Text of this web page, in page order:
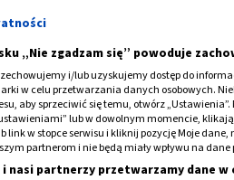
Kim jest pulmonolog
Czym się zajmuje lekarz
Jak wygląda wizyta w
Pulmonolog na NFZ
Pulmonolog dziecięcy
„Nie zgadzam się” powoduje
i/lub uzyskujemy dostęp do
w celu przetwarzania danych osobowych.
aby sprzeciwić się temu, otwórz
lub w dowolnym momencie,
link w stopce serwisu i kliknij pozycję Moje
partnerom i nie będą miały wpływu na
i nasi partnerzy przetwarzamy dane